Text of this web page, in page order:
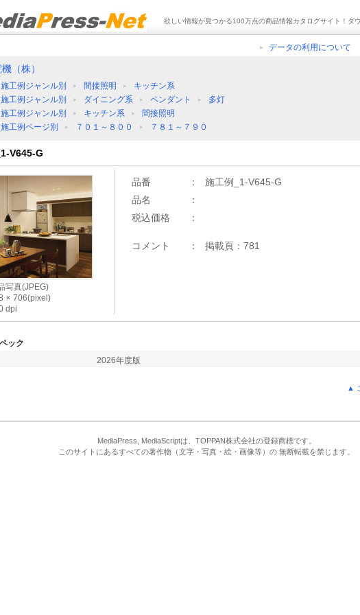
欲しい情報が見つかる100万点の商品情報カタログサイト！ダ
データの利用について
（株）
施工例ジャンル別 間接照明
キッチン系
施工例ジャンル別
ダイニング系 ペンダント
多灯
施工例ジャンル別
キッチン系
間接照明
施工例ページ別
７０１～８００ ７８１～７９０
V645-G
写真(JPEG)
706(pixel)
dpi
品番 ：
施工例_1-V645-G
品名
：
税込価格
：
コメント ： 掲載頁：781
ック
2026年度版
▲
MediaPress, MediaScriptは、TOPPAN株式会社の登録商標です。
このサイトにあるすべての著作物（文字・写真・絵・画像等）の 無断転載を禁じます。